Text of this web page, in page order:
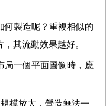
何製造呢？ 重複相似的
其流動效果越好。
局一個平面圖像時，應
模放大，營造無法一